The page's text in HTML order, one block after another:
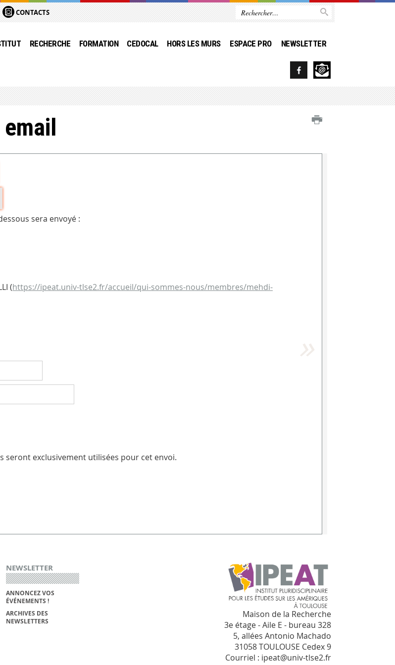
CONTACTS
RECHERCHE FORMATION CEDOCAL HORS LES MURS ESPACE PRO NEWSLETTER
email
sera envoyé :
(https://ipeat.univ-tlse2.fr/accueil/qui-sommes-nous/membres/mehdi-
seront exclusivement utilisées pour cet envoi.
NEWSLETTER
ANNONCEZ VOS
ÉVÉNEMENTS !
ARCHIVES DES
NEWSLETTERS
Maison de la Recherche
3e étage - Aile E - bureau 328
5, allées Antonio Machado
31058 TOULOUSE Cedex 9
Courriel : ipeat@univ-tlse2.fr